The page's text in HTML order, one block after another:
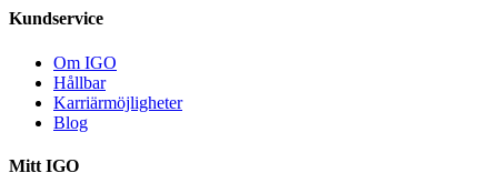
Kundservice
Om IGO
Hållbar
Karriärmöjligheter
Blog
Mitt IGO